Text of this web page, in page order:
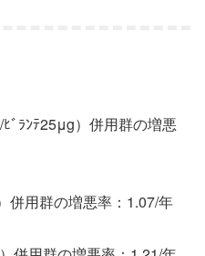
ﾞﾗﾝﾃ25μg）併用群の増悪
併用群の増悪率：1.07/年